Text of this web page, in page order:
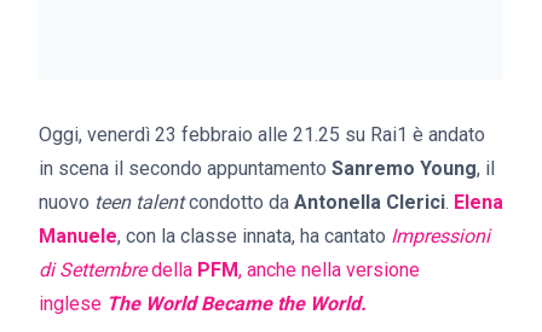
Oggi, venerdì 23 febbraio alle 21.25 su Rai1 è andato
in scena il secondo appuntamento Sanremo Young, il
nuovo teen talentcondotto da Antonella Clerici. Elena
Manuele, con la classe innata, ha cantato Impressioni
di Settembredella PFM, anche nella versione
inglese The World Became the World.